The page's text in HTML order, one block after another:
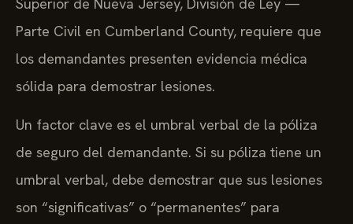
Parte Civil en Cumberland County, requiere que
los demandantes presenten evidencia médica
sólida para demostrar lesiones.
Un factor clave es el umbral verbal de la póliza
de seguro del demandante. Si su póliza tiene un
umbral verbal, debe demostrar que sus lesiones
son “significativas” o “permanentes” para